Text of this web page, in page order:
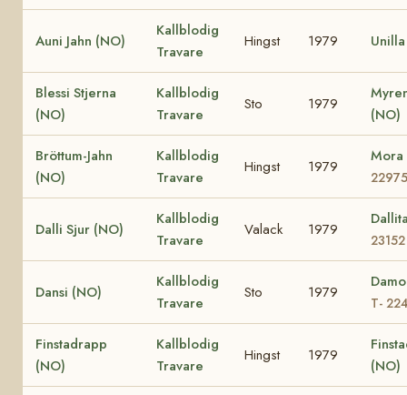
Auni Jahn (NO)
Kallblodig
Travare
Hingst 1979
Blessi Stjerna
(NO)
Kallblodig
Travare
Sto 1979
(NO)
Bröttum-Jahn
(NO)
Kallblodig
Travare
Hingst 1979
22975
Dalli Sjur (NO)
Kallblodig
Travare
Valack 1979
23152
Dansi (NO)
Kallblodig
Travare
Sto 1979
T-
Finstadrapp
(NO)
Kallblodig
Travare
Hingst 1979
(NO)